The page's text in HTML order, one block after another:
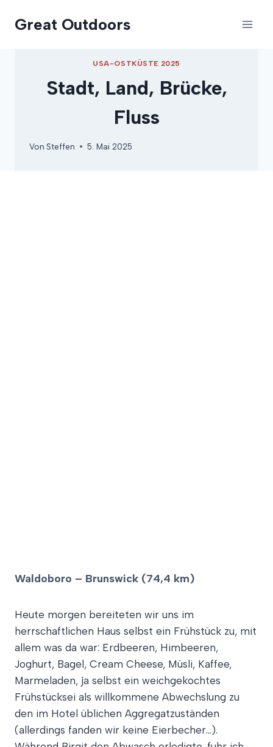
InhaltGreat Outdoors
USA-OSTKÜSTE 2025
Stadt, Land, Brücke,
Fluss
Von Steffen 5. Mai 2025
Waldoboro – Brunswick (74,4 km)
Heute morgen bereiteten wir uns im
herrschaftlichen Haus selbst ein Frühstück zu, mit
allem was da war: Erdbeeren, Himbeeren,
Joghurt, Bagel, Cream Cheese, Müsli, Kaffee,
Marmeladen, ja selbst ein weichgekochtes
Frühstücksei als willkommene Abwechslung zu
den im Hotel üblichen Aggregatzuständen
(allerdings fanden wir keine Eierbecher…).